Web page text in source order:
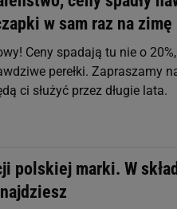
w sam raz na zimę
Ceny spadają tu nie o
perełki. Zapraszamy
ci służyć przez długie lata.
polskiej marki. W